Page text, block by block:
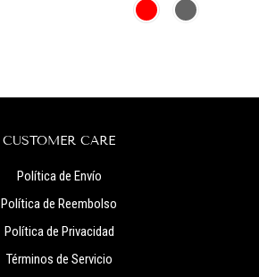
CUSTOMER CARE
Política de Envío
Política de Reembolso
Política de Privacidad
Términos de Servicio